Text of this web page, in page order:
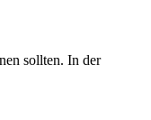
sollten. In der